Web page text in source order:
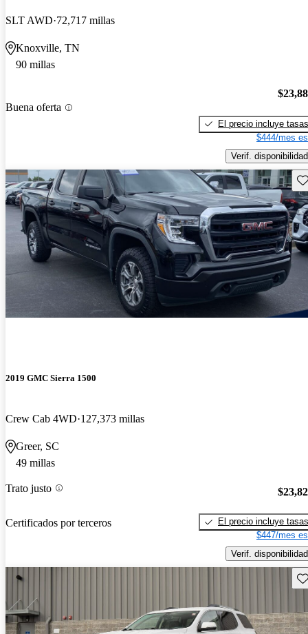
SLT AWD 72,717 millas
Knoxville, TN
90 millas
Buena oferta
El precio incluye tasas
$444/mes
Verif. disponibilidad
2019 GMC Sierra 1500
Crew Cab 4WD 127,373 millas
Greer, SC
49 millas
Trato justo
Certificados por terceros
El precio incluye tasas
$447/mes
Verif. disponibilidad